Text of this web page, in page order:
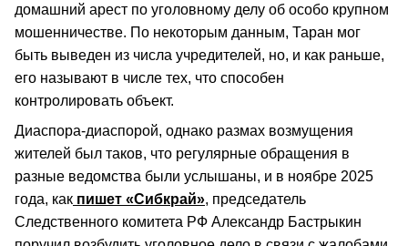
домашний арест по уголовному делу об особо крупном
мошенничестве. По некоторым данным, Таран мог
быть выведен из числа учредителей, но, и как раньше,
его называют в числе тех, что способен
контролировать объект.
Диаспора-диаспорой, однако размах возмущения
жителей был таков, что регулярные обращения в
разные ведомства были услышаны, и в ноябре 2025
года, как пишет «Сибкрай», председатель
Следственного комитета РФ Александр Бастрыкин